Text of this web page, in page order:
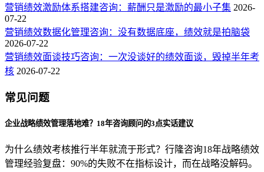
营销绩效激励体系搭建咨询：薪酬只是激励的最小子集 2026-
07-22
营销绩效数据化管理咨询：没有数据底座，绩效就是拍脑袋
2026-07-22
营销绩效面谈技巧咨询：一次没谈好的绩效面谈，毁掉半年考
核 2026-07-22
常见问题
企业战略绩效管理落地难？18年咨询顾问的3点实话建议
为什么绩效考核推行半年就流于形式？行隆咨询18年战略绩效
管理经验复盘：90%的失败不在指标设计，而在战略没解码。